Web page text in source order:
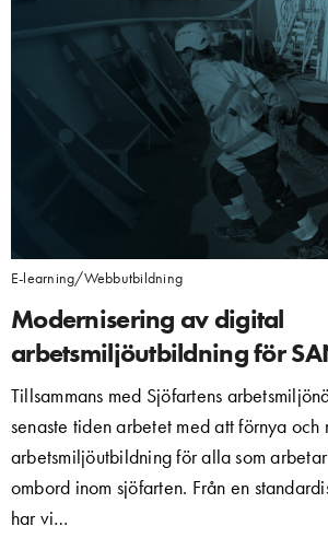
E-learning/Webbutbildning
Modernisering av digital
arbetsmiljöutbildning för
Tillsammans med Sjöfartens
senaste tiden arbetet med att förnya och
arbetsmiljöutbildning för alla som
ombord inom sjöfarten. Från en
har vi…